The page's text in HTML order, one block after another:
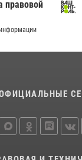
18
13
правовой